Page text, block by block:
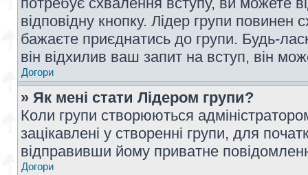
відповідну кнопку. Лідер групи
бажаєте приєднатись до групи. Будь-
він відхилив ваш запит на вступ, він
Догори
» Як мені стати Лідером групи?
Коли групи створюються
зацікавлені у створенні групи, для
відправивши йому приватне
Догори